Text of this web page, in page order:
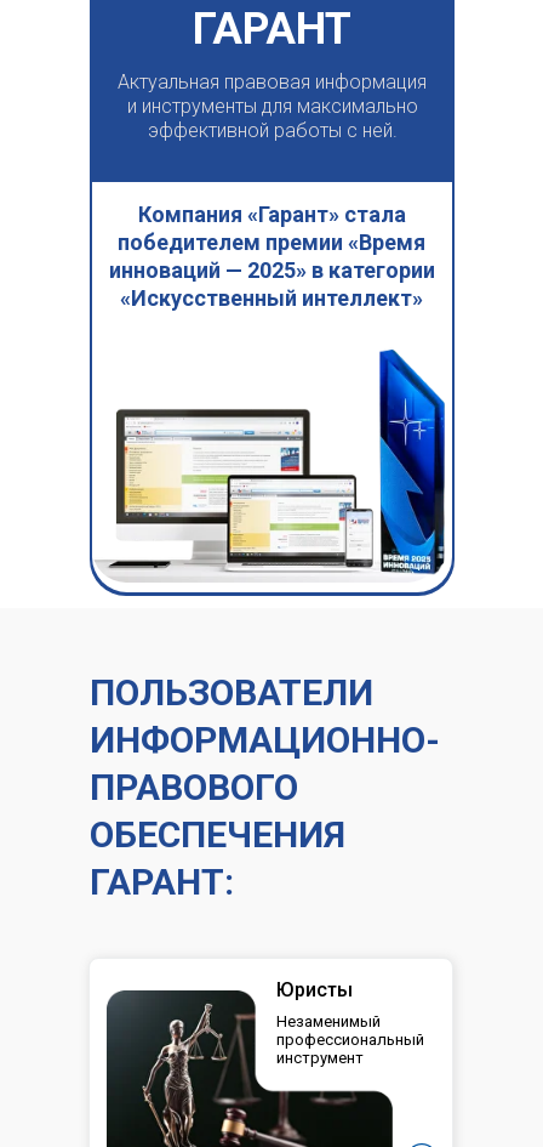
Компания «Гарант» стала
победителем премии «Время
инноваций — 2025» в категории
«Искусственный интеллект»
ГАРАНТ
Актуальная правовая информация
и инструменты для максимально
эффективной работы с ней.
ПОЛЬЗОВАТЕЛИ
ИНФОРМАЦИОННО-
ПРАВОВОГО
ОБЕСПЕЧЕНИЯ
ГАРАНТ:
Юристы
Незаменимый
профессиональный
инструмент